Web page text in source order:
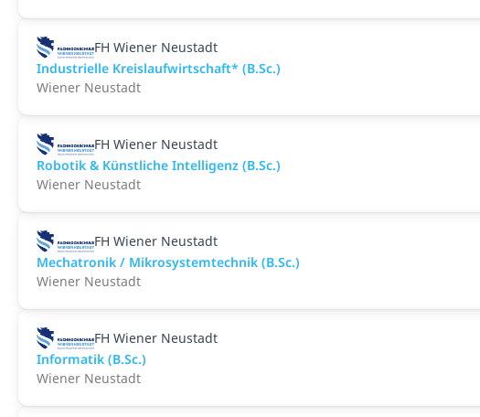
FH Wiener Neustadt
Industrielle Kreislaufwirtschaft* (B.Sc.)
Wiener Neustadt
FH Wiener Neustadt
Robotik & Künstliche Intelligenz (B.Sc.)
Wiener Neustadt
FH Wiener Neustadt
Mechatronik / Mikrosystemtechnik (B.Sc.)
Wiener Neustadt
FH Wiener Neustadt
Informatik (B.Sc.)
Wiener Neustadt